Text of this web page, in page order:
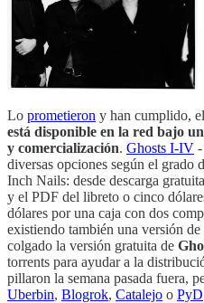
Lo prometieron y han cumplido, el
está disponible en la red bajo
y comercialización. Ghosts I-IV
diversas opciones según el grado
Inch Nails: desde descarga
y el PDF del libreto o cinco
dólares por una caja con dos
existiendo también una versión
colgado la versión gratuita de
torrents para ayudar a la
pillaron la semana pasada fuera,
Uberbin, Blogrok, Catalejo o PyD